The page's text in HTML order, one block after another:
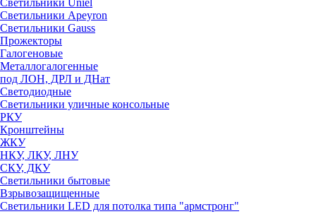
Светильники Uniel
Светильники Apeyron
Светильники Gauss
Прожекторы
Галогеновые
Металлогалогенные
под ЛОН, ДРЛ и ДНат
Светодиодные
Светильники уличные консольные
РКУ
Кронштейны
ЖКУ
НКУ, ЛКУ, ЛНУ
СКУ, ДКУ
Светильники бытовые
Взрывозащищенные
Светильники LED для потолка типа "армстронг"